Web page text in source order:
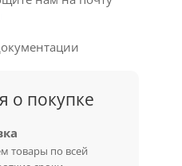
о покупке
товары по всей